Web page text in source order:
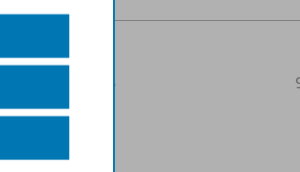
978-3-14-106616-6